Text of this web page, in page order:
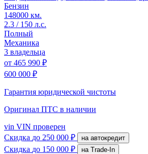
Бензин
148000 км.
2.3 / 150 л.с.
Полный
Механика
3 владельца
от 465 990 ₽
600 000 ₽
Гарантия юридической чистоты
Оригинал ПТС в наличии
vin VIN проверен
Скидка до 250 000 ₽ на автокредит
Скидка до 150 000 ₽
на Trade-In